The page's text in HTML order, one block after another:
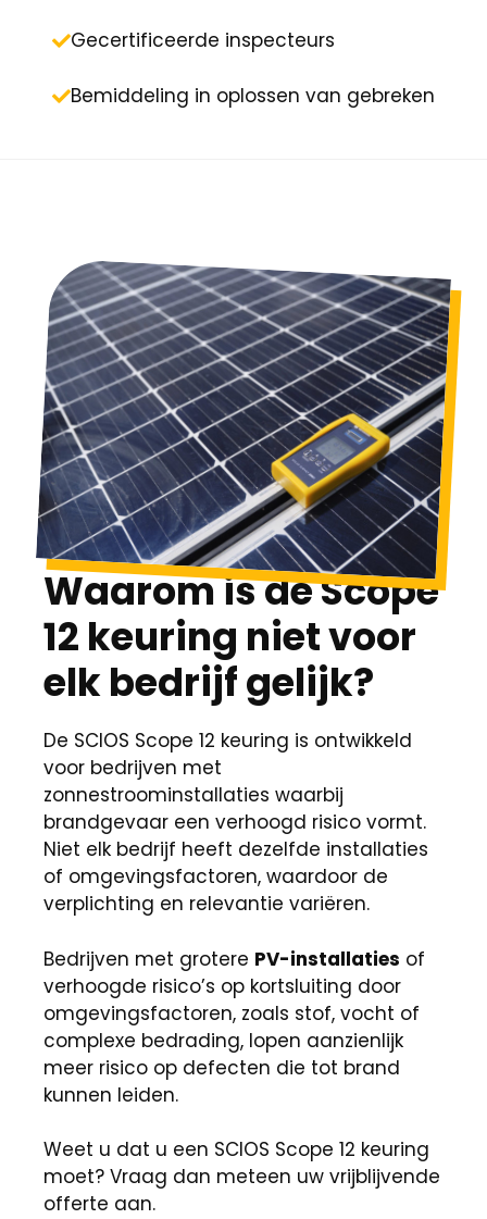
Gecertificeerde inspecteurs
Bemiddeling in oplossen van gebreken
Waarom is de Scope
12 keuring niet voor
elk bedrijf gelijk?
De SCIOS Scope 12 keuring is ontwikkeld
voor bedrijven met
zonnestroominstallaties waarbij
brandgevaar een verhoogd risico vormt.
Niet elk bedrijf heeft dezelfde installaties
of omgevingsfactoren, waardoor de
verplichting en relevantie variëren.
Bedrijven met grotere PV-installaties of
verhoogde risico’s op kortsluiting door
omgevingsfactoren, zoals stof, vocht of
complexe bedrading, lopen aanzienlijk
meer risico op defecten die tot brand
kunnen leiden.
Weet u dat u een SCIOS Scope 12 keuring
moet? Vraag dan meteen uw vrijblijvende
offerte aan.